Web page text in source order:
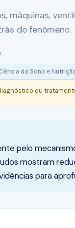
do fenômeno.
do Sono e
ou
pelo
mostram
para